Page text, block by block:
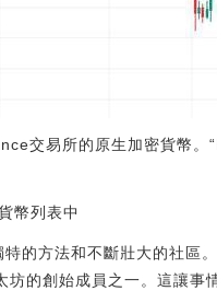
交易所的原生加密貨幣
幣列表中
的方法和不斷壯大的社區
的創始成員之一。這讓事